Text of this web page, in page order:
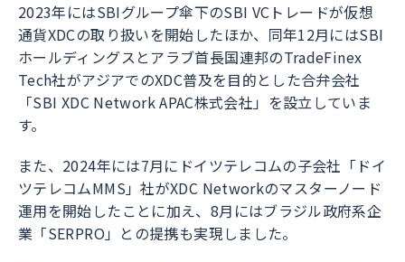
2023年にはSBIグループ傘下のSBI VCトレードが仮想
通貨XDCの取り扱いを開始したほか、同年12月にはSBI
ホールディングスとアラブ首長国連邦のTradeFinex
Tech社がアジアでのXDC普及を目的とした合弁会社
「SBI XDC Network APAC株式会社」を設立していま
す。
また、2024年には7月にドイツテレコムの子会社「ドイ
ツテレコムMMS」社がXDC Networkのマスターノード
運用を開始したことに加え、8月にはブラジル政府系企
業「SERPRO」との提携も実現しました。